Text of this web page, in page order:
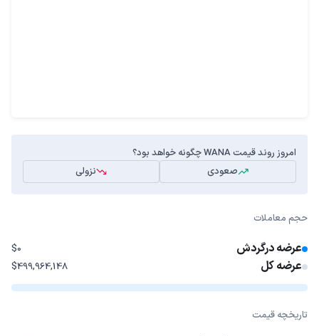
امروز روند قیمت WANA چگونه خواهد بود؟
صعودی
نزولی
حجم معاملات
عرضه درگردش $0
عرضه کل $499,964,148
تاریخچه قیمت